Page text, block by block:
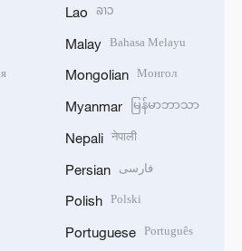
Lao ລາວ
Malay Bahasa Melayu
Mongolian Монгол
Myanmar မြန်မာဘာသာ
Nepali नेपाली
Persian فارسی
Polish Polski
Portuguese Português